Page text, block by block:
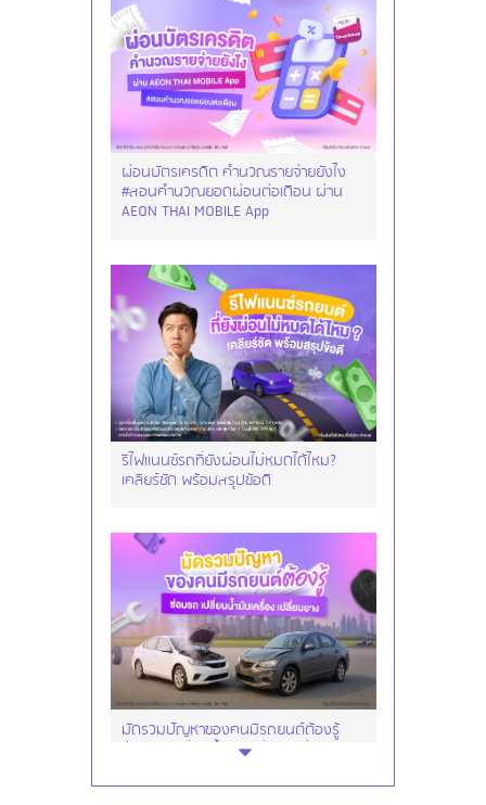
ผ่อนบัตรเครดิต คำนวณรายจ่ายยังไง
#สอนคำนวณยอดผ่อนต่อเดือน ผ่าน
AEON THAI MOBILE App
รีไฟแนนซ์รถที่ยังผ่อนไม่หมดได้ไหม?
เคลียร์ชัด พร้อมสรุปข้อดี
มัดรวมปัญหาของคนมีรถยนต์ต้องรู้
ซ่อมรถ เปลี่ยนน้ำมันเครื่อง เปลี่ยนยาง